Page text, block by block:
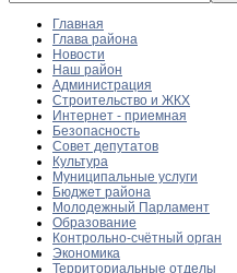
Главная
Глава района
Новости
Наш район
Администрация
Строительство и ЖКХ
Интернет - приемная
Безопасность
Совет депутатов
Культура
Муниципальные услуги
Бюджет района
Молодежный Парламент
Образование
Контрольно-счётный орган
Экономика
Территориальные отделы